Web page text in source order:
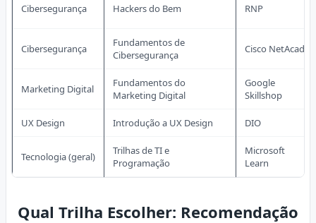
Cibersegurança Hackers do Bem RNP
Cibersegurança
Fundamentos de
Cibersegurança
Cisco NetAcad
Marketing Digital
Fundamentos do
Marketing Digital
Google
Skillshop
UX Design Introdução a UX Design DIO
Tecnologia (geral)
Trilhas de TI e
Programação
Microsoft
Learn
Qual Trilha Escolher: Recomendação